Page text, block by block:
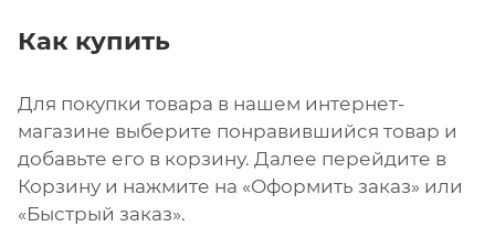
Как купить
Для покупки товара в нашем интернет-
магазине выберите понравившийся товар и
добавьте его в корзину. Далее перейдите в
Корзину и нажмите на «Оформить заказ» или
«Быстрый заказ».